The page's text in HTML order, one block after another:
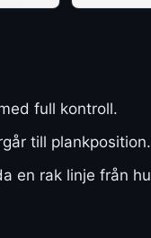
full kontroll.
till plankposition.
en rak linje från